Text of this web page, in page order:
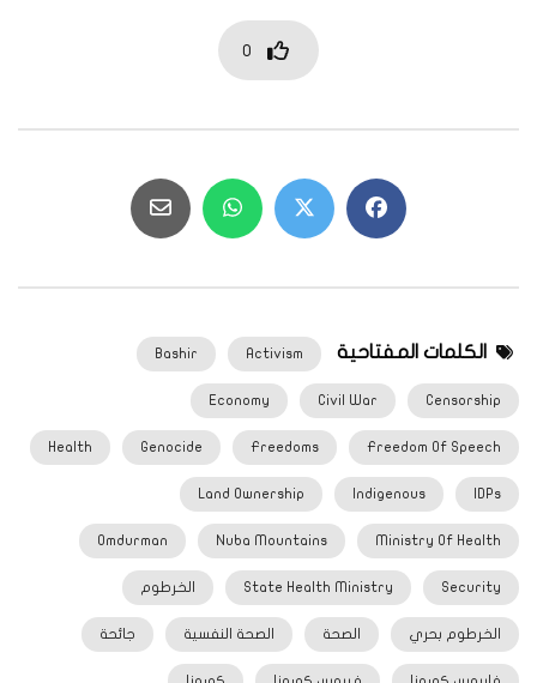
0
الكلمات المفتاحية Activism
Bashir
Censorship
Civil War
Economy
Freedom Of Speech
Freedoms
Genocide
Health
IDPs
Indigenous
Land Ownership
Ministry Of Health
Nuba Mountains
Omdurman
Security
State Health Ministry الخرطوم
الخرطوم بحري الصحة الصحة النفسية جائحة